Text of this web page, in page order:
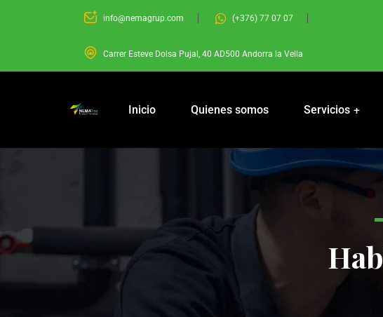
info@nemagrup.com (+376) 77 07 07
Carrer Esteve Dolsa Pujal, 40 AD500 Andorra la Vella
Inicio Quienes somos Servicios